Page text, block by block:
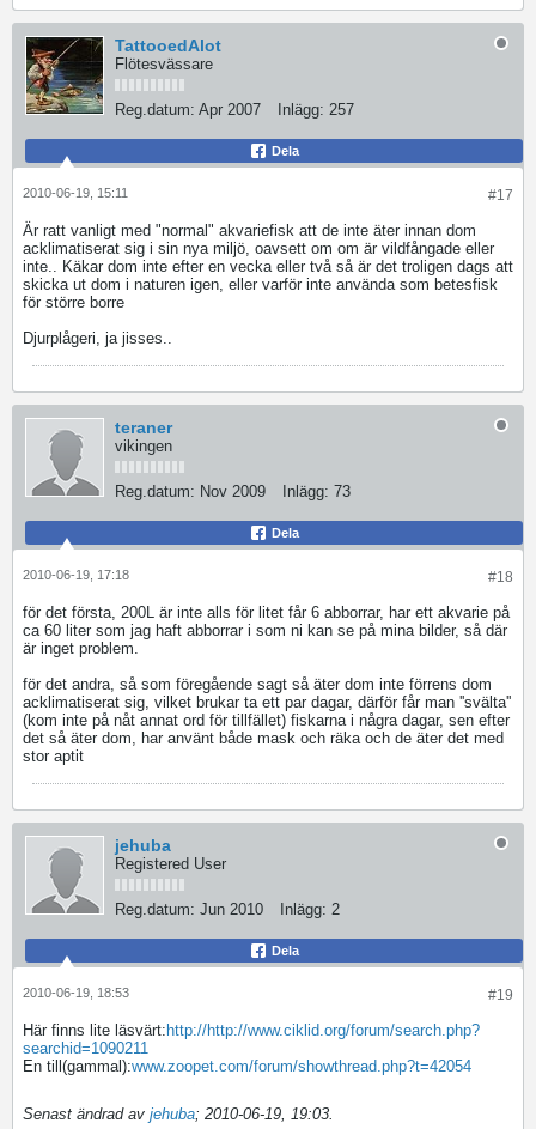
TattooedAlot
Flötesvässare
Reg.datum: Apr 2007 Inlägg: 257
Dela
#17
2010-06-19, 15:11
Är ratt vanligt med "normal" akvariefisk att de inte äter innan dom
acklimatiserat sig i sin nya miljö, oavsett om om är vildfångade eller
inte.. Käkar dom inte efter en vecka eller två så är det troligen dags att
skicka ut dom i naturen igen, eller varför inte använda som betesfisk
för större borre
Djurplågeri, ja jisses..
teraner
vikingen
Reg.datum: Nov 2009 Inlägg: 73
Dela
#18
2010-06-19, 17:18
för det första, 200L är inte alls för litet får 6 abborrar, har ett akvarie på
ca 60 liter som jag haft abborrar i som ni kan se på mina bilder, så där
är inget problem.
för det andra, så som föregående sagt så äter dom inte förrens dom
acklimatiserat sig, vilket brukar ta ett par dagar, därför får man ''svälta''
(kom inte på nåt annat ord för tillfället) fiskarna i några dagar, sen efter
det så äter dom, har använt både mask och räka och de äter det med
stor aptit
jehuba
Registered User
Reg.datum: Jun 2010 Inlägg: 2
Dela
#19
2010-06-19, 18:53
Här finns lite läsvärt: http://http://www.ciklid.org/forum/search.php?
searchid=1090211
En till(gammal):www.zoopet.com/forum/showthread.php?t=42054
Senast ändrad av jehuba; 2010-06-19, 19:03.